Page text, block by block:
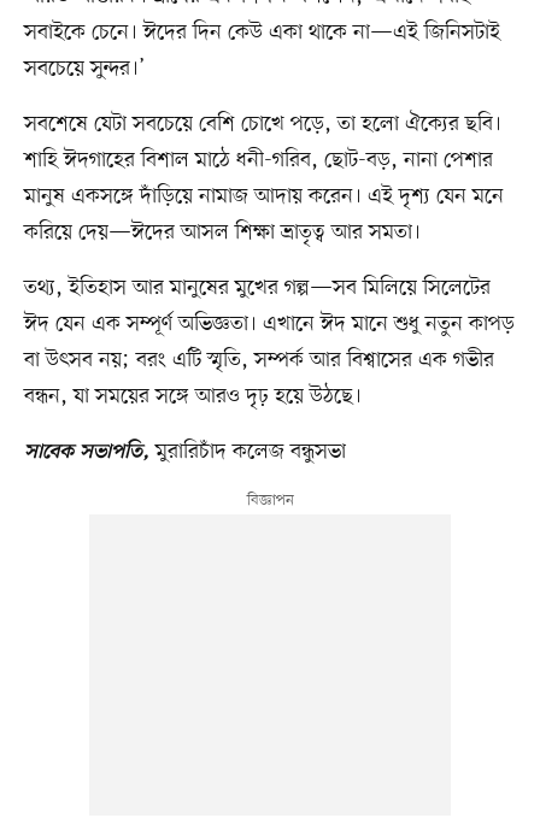
সবাইকে চেনে। ঈদের দিন কেউ একা থাকে না—এই জিনিসটাই
সবচেয়ে সুন্দর।’
সবশেষে যেটা সবচেয়ে বেশি চোখে পড়ে, তা হলো ঐক্যের ছবি।
শাহি ঈদগাহের বিশাল মাঠে ধনী-গরিব, ছোট-বড়, নানা পেশার
মানুষ একসঙ্গে দাঁড়িয়ে নামাজ আদায় করেন। এই দৃশ্য যেন মনে
করিয়ে দেয়—ঈদের আসল শিক্ষা ভ্রাতৃত্ব আর সমতা।
তথ্য, ইতিহাস আর মানুষের মুখের গল্প—সব মিলিয়ে সিলেটের
ঈদ যেন এক সম্পূর্ণ অভিজ্ঞতা। এখানে ঈদ মানে শুধু নতুন কাপড়
বা উৎসব নয়; বরং এটি স্মৃতি, সম্পর্ক আর বিশ্বাসের এক গভীর
বন্ধন, যা সময়ের সঙ্গে আরও দৃঢ় হয়ে উঠছে।
সাবেক সভাপতি, মুরারিচাঁদ কলেজ বন্ধুসভা